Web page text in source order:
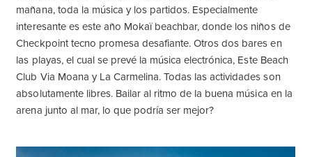
mañana, toda la música y los partidos. Especialmente
interesante es este año Mokaï beachbar, donde los niños de
Checkpoint tecno promesa desafiante. Otros dos bares en
las playas, el cual se prevé la música electrónica, Este Beach
Club Via Moana y La Carmelina. Todas las actividades son
absolutamente libres. Bailar al ritmo de la buena música en la
arena junto al mar, lo que podría ser mejor?